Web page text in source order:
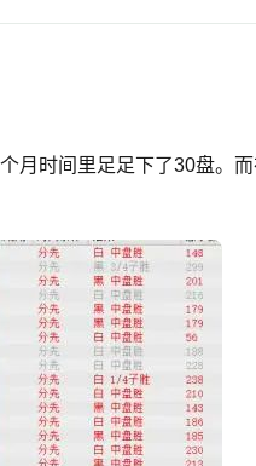
月时间里足足下了30盘。